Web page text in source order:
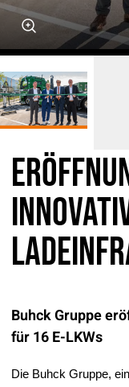
Buhck Gruppe
für 16 E-LKWs
Die Buhck Gruppe,